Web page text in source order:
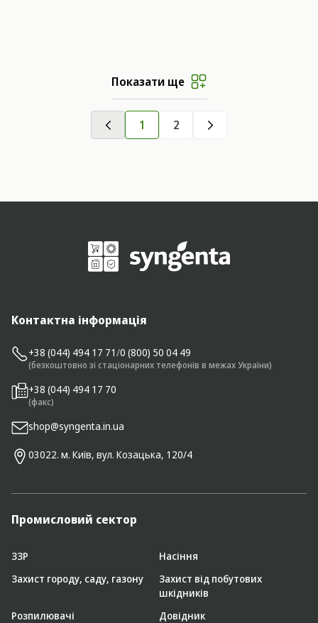
Показати ще
1 2
Контактна інформація
+38 (044) 494 17 71/0 (800) 50 04 49
(безкоштовно зі стаціонарних телефонів в межах України)
+38 (044) 494 17 70
(факс)
shop@syngenta.in.ua
03022. м. Київ, вул. Козацька, 120/4
Промисловий сектор
ЗЗР
Насіння
Захист городу, саду, газону
Захист від побутових
шкідників
Розпилювачі
Довідник